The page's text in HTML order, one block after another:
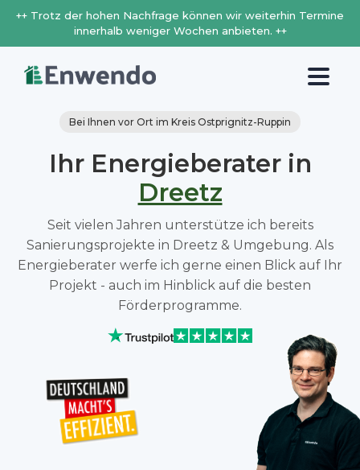
++ Trotz der hohen Nachfrage können wir weiterhin Termine
innerhalb weniger Wochen anbieten. ++
Bei Ihnen vor Ort im Kreis Ostprignitz-Ruppin
Ihr Energieberater in
Dreetz
Seit vielen Jahren unterstütze ich bereits
Sanierungsprojekte in Dreetz & Umgebung. Als
Energieberater werfe ich gerne einen Blick auf Ihr
Projekt - auch im Hinblick auf die besten
Förderprogramme.